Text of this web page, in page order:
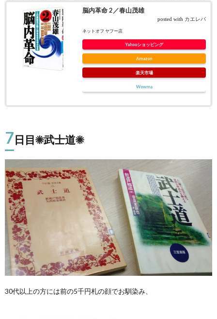
脳内革命 2／春山茂雄
posted with カエレバ
ネットオフ ヤフー店
Yahooショッピング
Amazon
楽天市場
Wowma
7日目☀武士道☀
30代以上の方には前の5千円札の顔でお馴染み、